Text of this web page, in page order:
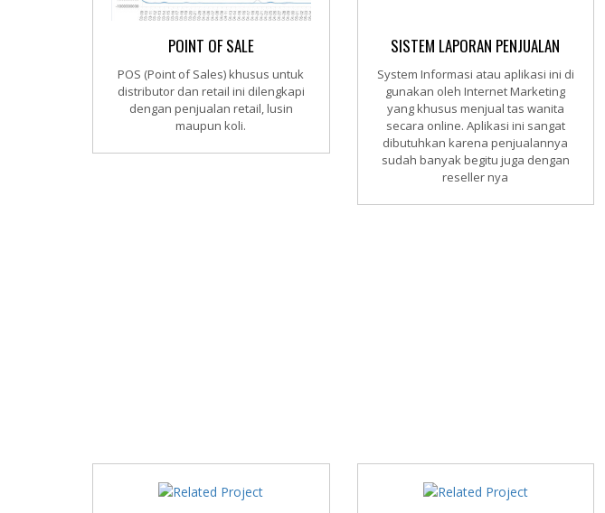
POINT OF SALE
POS (Point of Sales) khusus untuk
distributor dan retail ini dilengkapi
dengan penjualan retail, lusin
maupun koli.
SISTEM LAPORAN PENJUALAN
System Informasi atau aplikasi ini di
gunakan oleh Internet Marketing
yang khusus menjual tas wanita
secara online. Aplikasi ini sangat
dibutuhkan karena penjualannya
sudah banyak begitu juga dengan
reseller nya